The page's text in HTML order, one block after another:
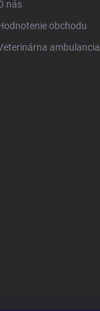
nás
obchodu
ambulancia